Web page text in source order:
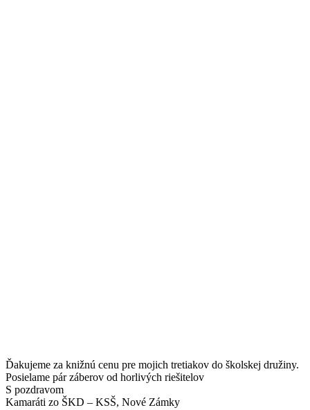
Ďakujeme za knižnú cenu pre mojich tretiakov do školskej družiny.
Posielame pár záberov od horlivých riešitelov
S pozdravom
Kamaráti zo ŠKD – KSŠ, Nové Zámky